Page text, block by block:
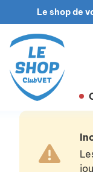
Le shop de